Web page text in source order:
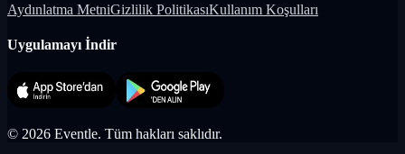
Aydınlatma MetniGizlilik PolitikasıKullanım Koşulları
Uygulamayı İndir
© 2026 Eventle. Tüm hakları saklıdır.